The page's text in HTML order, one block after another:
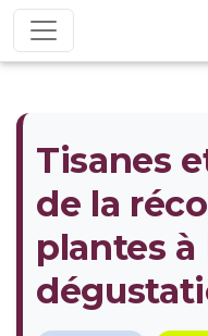
Tisanes
de la
plantes à